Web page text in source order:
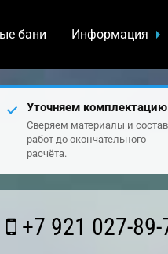
бани Информация
Уточняем комплектацию
Сверяем материалы и состав
работ до окончательного
расчёта.
+7 921 027-89-